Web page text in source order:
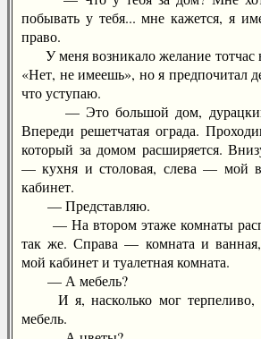
побывать у тебя... мне кажется, я
право.
У меня возникало желание тотчас
«Нет, не имеешь», но я предпочитал
что уступаю.
— Это большой дом,
Впереди решетчатая ограда.
который за домом расширяется.
— кухня и столовая, слева — мой
кабинет.
— Представляю.
— На втором этаже комнаты
так же. Справа — комната и
мой кабинет и туалетная комната.
— А мебель?
И я, насколько мог терпеливо,
мебель.